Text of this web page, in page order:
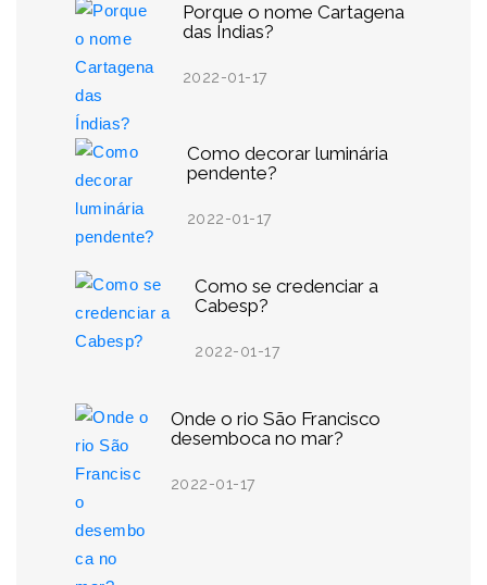
Porque o nome Cartagena
das Índias?
2022-01-17
Como decorar luminária
pendente?
2022-01-17
Como se credenciar a
Cabesp?
2022-01-17
Onde o rio São Francisco
desemboca no mar?
2022-01-17